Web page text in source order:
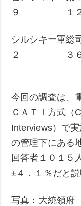
９ １
シルシキ
２ ３
今回の調査は、
ＣＡＴＩ方式（
Interviews）で
の管理下にある
回答者１０１５
±４．１％だと説
写真：大統領府